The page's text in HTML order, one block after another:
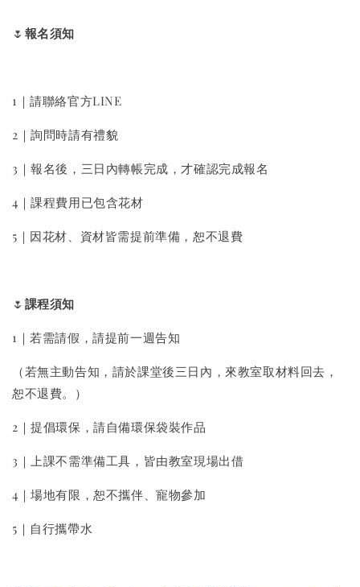
🌷 報名須知
1｜請聯絡官方LINE
2｜詢問時請有禮貌
3｜報名後，三日內轉帳完成，才確認完成報名
4｜課程費用已包含花材
5｜因花材、資材皆需提前準備，恕不退費
🌷 課程須知
1｜若需請假，請提前一週告知
（若無主動告知，請於課堂後三日內，來教室取材料回去，
恕不退費。）
2｜提倡環保，請自備環保袋裝作品
3｜上課不需準備工具，皆由教室現場出借
4｜場地有限，恕不攜伴、寵物參加
5｜自行攜帶水